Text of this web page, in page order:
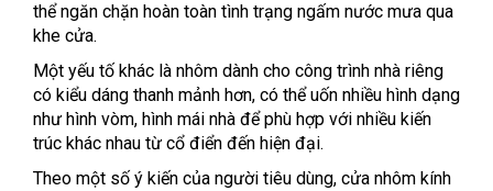
thể ngăn chặn hoàn toàn tình trạng ngấm nước mưa qua
khe cửa.
Một yếu tố khác là nhôm dành cho công trình nhà riêng
có kiểu dáng thanh mảnh hơn, có thể uốn nhiều hình dạng
như hình vòm, hình mái nhà để phù hợp với nhiều kiến
trúc khác nhau từ cổ điển đến hiện đại.
Theo một số ý kiến của người tiêu dùng, cửa nhôm kính